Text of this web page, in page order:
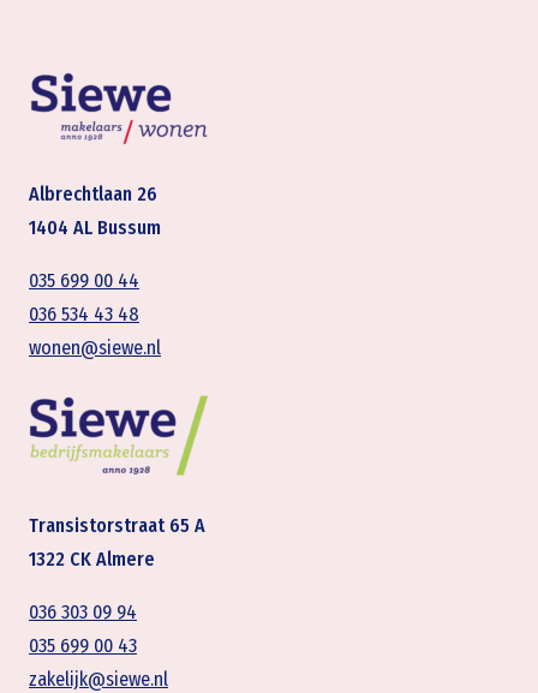
Albrechtlaan 26
1404 AL Bussum
035 699 00 44
036 534 43 48
wonen@siewe.nl
Transistorstraat 65 A
1322 CK Almere
036 303 09 94
035 699 00 43
zakelijk@siewe.nl